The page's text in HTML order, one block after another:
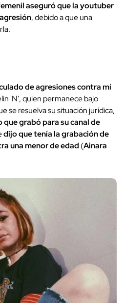
aseguró que la youtuber
, debido a que una
de agresiones contra mí
'N', quien permanece bajo
se resuelva su situación jurídica,
que grabó para su canal de
dijo que tenía la grabación de
una menor de edad (Ainara